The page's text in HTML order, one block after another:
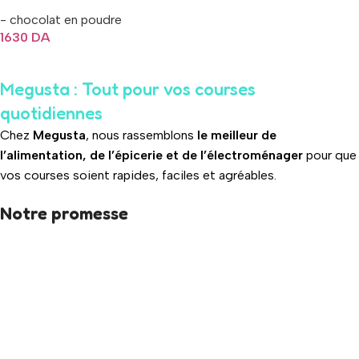
- chocolat en poudre
1630 DA
Megusta : Tout pour vos courses
quotidiennes
Chez Megusta, nous rassemblons le meilleur de
l’alimentation, de l’épicerie et de l’électroménager pour que
vos courses soient rapides, faciles et agréables.
Notre promesse